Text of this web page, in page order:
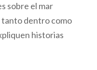
sobre el mar
dentro como
historias